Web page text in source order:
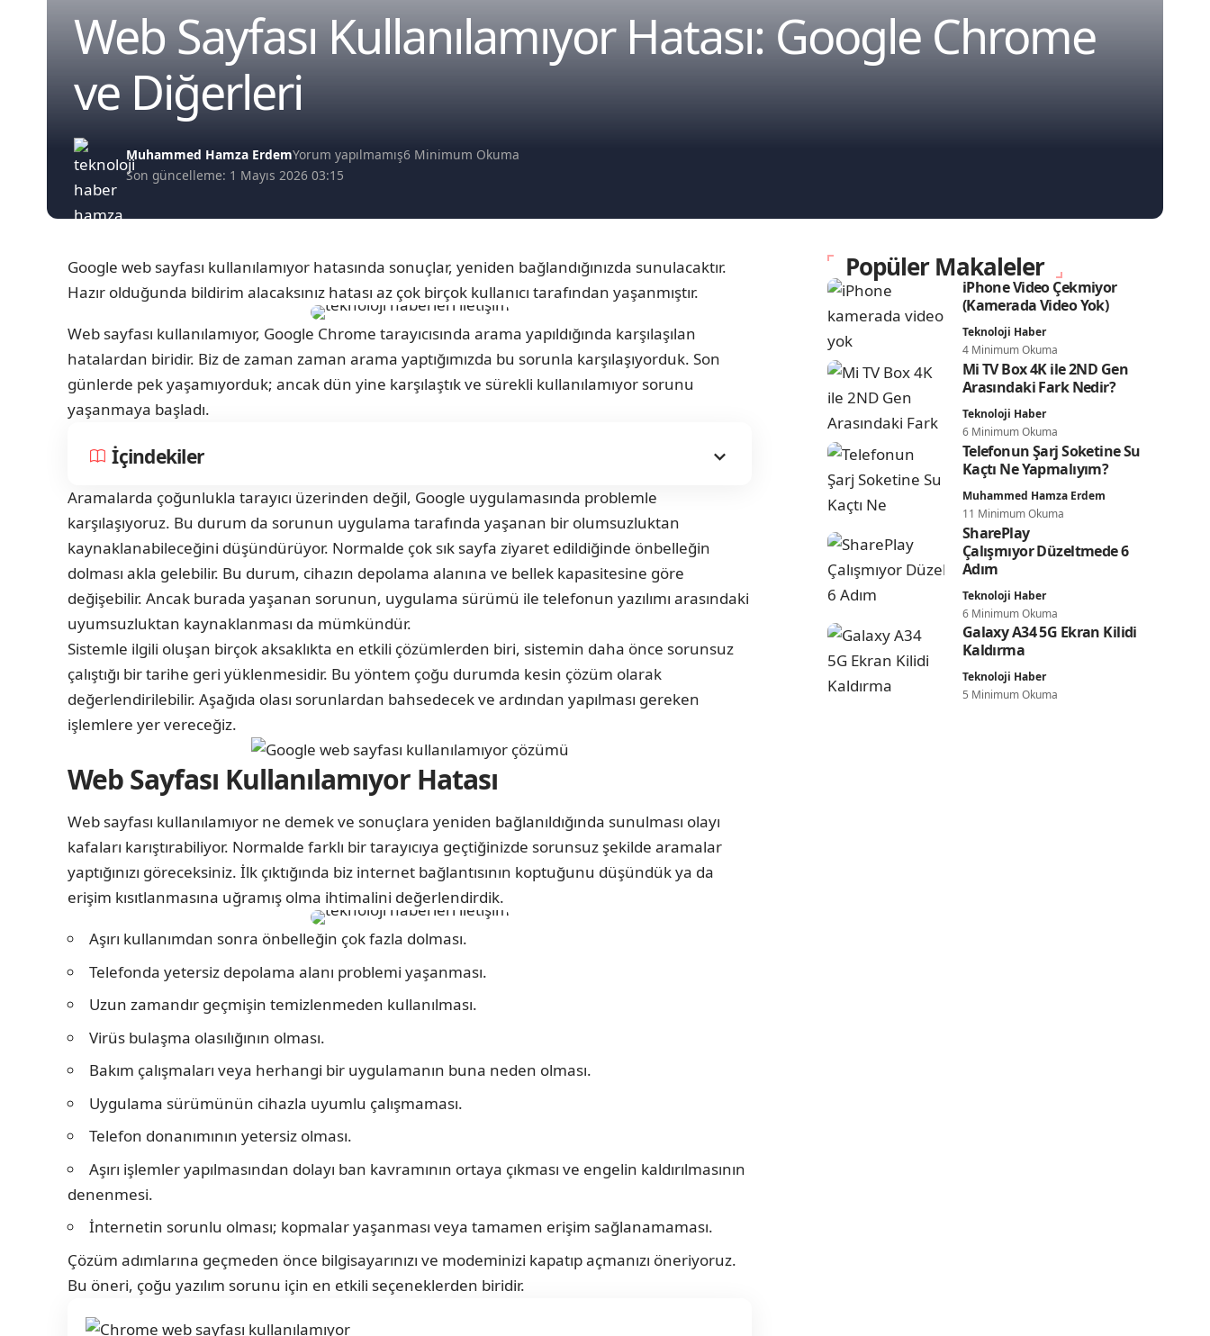
Web Sayfası Kullanılamıyor Hatası: Google Chrome
ve Diğerleri
Son güncelleme: 1 Mayıs 2026 03:15
Muhammed Hamza ErdemYorum yapılmamış6 Minimum Okuma
Google web sayfası kullanılamıyor hatasında sonuçlar, yeniden bağlandığınızda sunulacaktır.
Hazır olduğunda bildirim alacaksınız hatası az çok birçok kullanıcı tarafından yaşanmıştır.
Web sayfası kullanılamıyor, Google Chrome tarayıcısında arama yapıldığında karşılaşılan
hatalardan biridir. Biz de zaman zaman arama yaptığımızda bu sorunla karşılaşıyorduk. Son
günlerde pek yaşamıyorduk; ancak dün yine karşılaştık ve sürekli kullanılamıyor sorunu
yaşanmaya başladı.
İçindekiler
Aramalarda çoğunlukla tarayıcı üzerinden değil, Google uygulamasında problemle
karşılaşıyoruz. Bu durum da sorunun uygulama tarafında yaşanan bir olumsuzluktan
kaynaklanabileceğini düşündürüyor. Normalde çok sık sayfa ziyaret edildiğinde önbelleğin
dolması akla gelebilir. Bu durum, cihazın depolama alanına ve bellek kapasitesine göre
değişebilir. Ancak burada yaşanan sorunun, uygulama sürümü ile telefonun yazılımı arasındaki
uyumsuzluktan kaynaklanması da mümkündür.
Sistemle ilgili oluşan birçok aksaklıkta en etkili çözümlerden biri, sistemin daha önce sorunsuz
çalıştığı bir tarihe geri yüklenmesidir. Bu yöntem çoğu durumda kesin çözüm olarak
değerlendirilebilir. Aşağıda olası sorunlardan bahsedecek ve ardından yapılması gereken
işlemlere yer vereceğiz.
Web Sayfası Kullanılamıyor Hatası
Web sayfası kullanılamıyor ne demek ve sonuçlara yeniden bağlanıldığında sunulması olayı
kafaları karıştırabiliyor. Normalde farklı bir tarayıcıya geçtiğinizde sorunsuz şekilde aramalar
yaptığınızı göreceksiniz. İlk çıktığında biz internet bağlantısının koptuğunu düşündük ya da
erişim kısıtlanmasına uğramış olma ihtimalini değerlendirdik.
Aşırı kullanımdan sonra önbelleğin çok fazla dolması.
Telefonda yetersiz depolama alanı problemi yaşanması.
Uzun zamandır geçmişin temizlenmeden kullanılması.
Virüs bulaşma olasılığının olması.
Bakım çalışmaları veya herhangi bir uygulamanın buna neden olması.
Uygulama sürümünün cihazla uyumlu çalışmaması.
Telefon donanımının yetersiz olması.
Aşırı işlemler yapılmasından dolayı ban kavramının ortaya çıkması ve engelin kaldırılmasının
denenmesi.
İnternetin sorunlu olması; kopmalar yaşanması veya tamamen erişim sağlanamaması.
Çözüm adımlarına geçmeden önce bilgisayarınızı ve modeminizi kapatıp açmanızı öneriyoruz.
Bu öneri, çoğu yazılım sorunu için en etkili seçeneklerden biridir.
Popüler Makaleler
iPhone Video Çekmiyor
(Kamerada Video Yok)
Teknoloji Haber
4 Minimum Okuma
Mi TV Box 4K ile 2ND Gen
Arasındaki Fark Nedir?
Teknoloji Haber
6 Minimum Okuma
Telefonun Şarj Soketine Su
Kaçtı Ne Yapmalıyım?
Muhammed Hamza Erdem
11 Minimum Okuma
SharePlay
Çalışmıyor Düzeltmede 6
Adım
Teknoloji Haber
6 Minimum Okuma
Galaxy A34 5G Ekran Kilidi
Kaldırma
Teknoloji Haber
5 Minimum Okuma